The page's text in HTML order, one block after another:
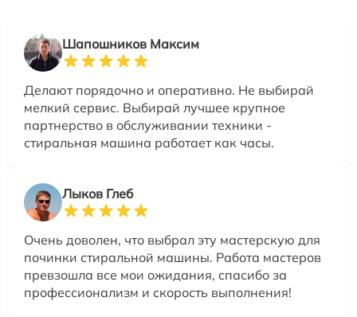
Шапошников Максим
Делают порядочно и оперативно. Не выбирай
мелкий сервис. Выбирай лучшее крупное
партнерство в обслуживании техники -
стиральная машина работает как часы.
Лыков Глеб
Очень доволен, что выбрал эту мастерскую для
починки стиральной машины. Работа мастеров
превзошла все мои ожидания, спасибо за
профессионализм и скорость выполнения!